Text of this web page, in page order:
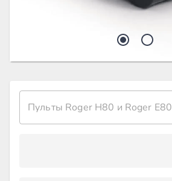
Пульты Roger H80 и Roger E80